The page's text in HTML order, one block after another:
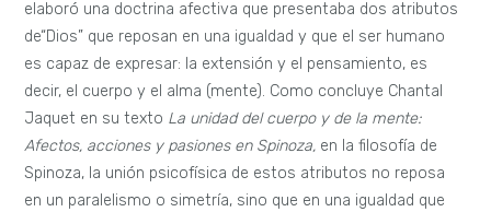
ejemplo de estos momentos afectivos es la escena en que
Joana se ducha en el baño del internado: “la muchacha ríe
mansamente de alegría de cuerpo” (Lispecto 68).
Comprendida dentro de las múltiples lecturas de la
producción literaria de Clarice Lispector, Cerca del corazón
salvaje, puede y debe ser leída desde una mirada judaica. Al
igual que el resto desus obras, su primera novela posee